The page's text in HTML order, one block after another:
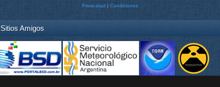
Privacidad | Condiciones
Sitios Amigos